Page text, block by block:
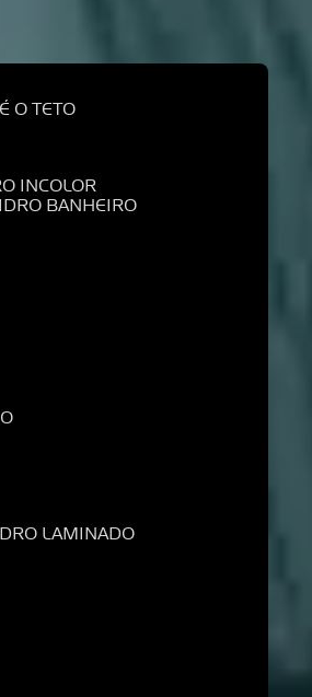
O TETO
INCOLOR
BANHEIRO
LAMINADO